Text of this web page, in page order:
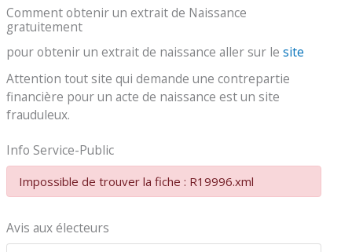
Comment obtenir un extrait de Naissance
gratuitement
pour obtenir un extrait de naissance aller sur le site
Attention tout site qui demande une contrepartie
financière pour un acte de naissance est un site
frauduleux.
Info Service-Public
Impossible de trouver la fiche : R19996.xml
Avis aux électeurs